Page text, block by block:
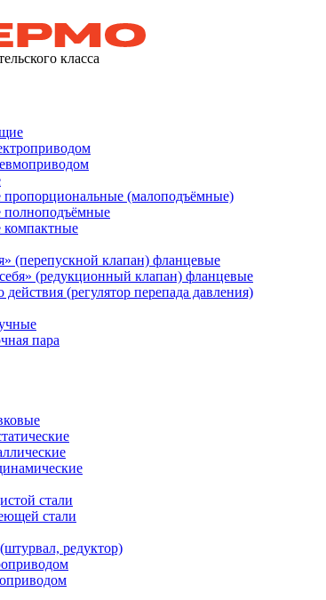
класса
(малоподъёмные)
полноподъёмные
компактные
(перепускной клапан) фланцевые
(редукционный клапан) фланцевые
(регулятор перепада давления)
пара
стали
стали
редуктор)